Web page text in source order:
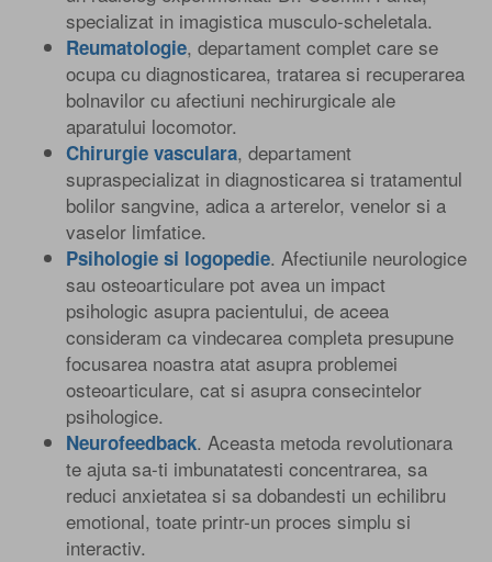
specializat in imagistica musculo-scheletala.
Reumatologie, departament complet care se
ocupa cu diagnosticarea, tratarea si recuperarea
bolnavilor cu afectiuni nechirurgicale ale
aparatului locomotor.
Chirurgie vasculara, departament
supraspecializat in diagnosticarea si tratamentul
bolilor sangvine, adica a arterelor, venelor si a
vaselor limfatice.
Psihologie si logopedie. Afectiunile neurologice
sau osteoarticulare pot avea un impact
psihologic asupra pacientului, de aceea
consideram ca vindecarea completa presupune
focusarea noastra atat asupra problemei
osteoarticulare, cat si asupra consecintelor
psihologice.
Neurofeedback. Aceasta metoda revolutionara
te ajuta sa-ti imbunatatesti concentrarea, sa
reduci anxietatea si sa dobandesti un echilibru
emotional, toate printr-un proces simplu si
interactiv.